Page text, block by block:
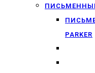
PARKER